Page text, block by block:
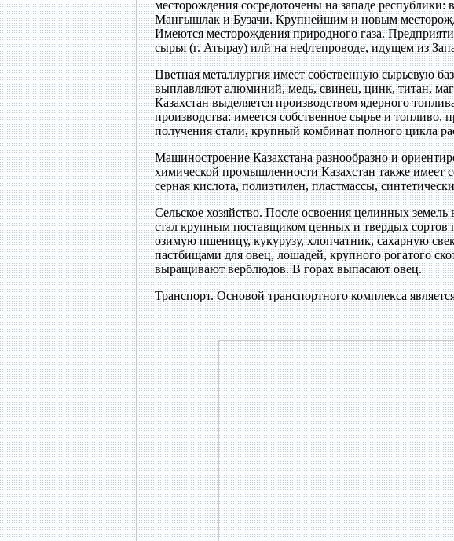
месторождения сосредоточены на западе
Мангышлак и Бузачи. Крупнейшим и новым
Имеются месторождения природного газа.
сырья (г. Атырау) илй на нефтепроводе, идущем из
Цветная металлургия имеет собственную сырьевую
выплавляют алюминий, медь, свинец, цинк, титан,
Казахстан выделяется производством ядерного
производства: имеется собственное сырье и топливо,
получения стали, крупный комбинат полного цикла
Машиностроение Казахстана разнообразно и
химической промышленности Казахстан также имеет
серная кислота, полиэтилен, пластмассы,
Сельское хозяйство.После освоения целинных земель
стал крупным поставщиком ценных и твердых
озимую пшеницу, кукурузу, хлопчатник, сахарную
пастбищами для овец, лошадей, крупного рогатого
выращивают верблюдов. В горах выпасают овец.
Транспорт.Основой транспортного комплекса